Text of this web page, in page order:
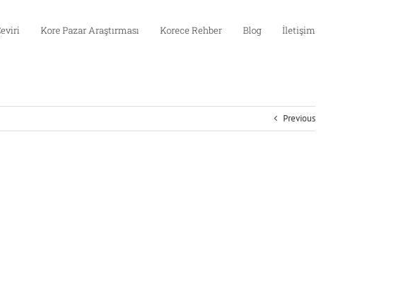
Kore Pazar Araştırması Korece Rehber Blog İletişim
Previous